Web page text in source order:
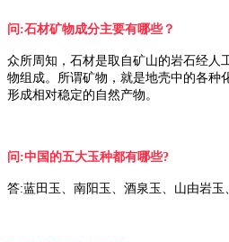
问:石材矿物成分主要有哪些？
众所周知，石材是取自矿山的岩石经人
物组成。所谓矿物，就是地壳中的各种
形成相对稳定的自然产物。
问:中国的五大玉种都有哪些?
答:蓝田玉、南阳 玉 、酒泉 玉 、山由岩玉